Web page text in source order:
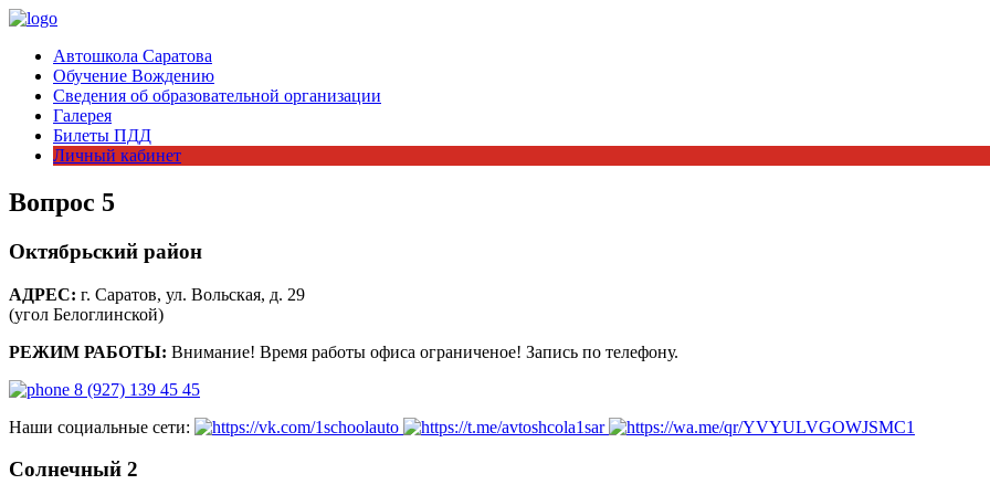
Автошкола Саратова
Обучение Вождению
Сведения об образовательной организации
Галерея
Билеты ПДД
Личный кабинет
Вопрос 5
Октябрьский район
АДРЕС: г. Саратов, ул. Вольская, д. 29
(угол Белоглинской)
РЕЖИМ РАБОТЫ: Внимание! Время работы офиса ограниченое! Запись по телефону.
8 (927) 139 45 45
Наши социальные сети:
Солнечный 2